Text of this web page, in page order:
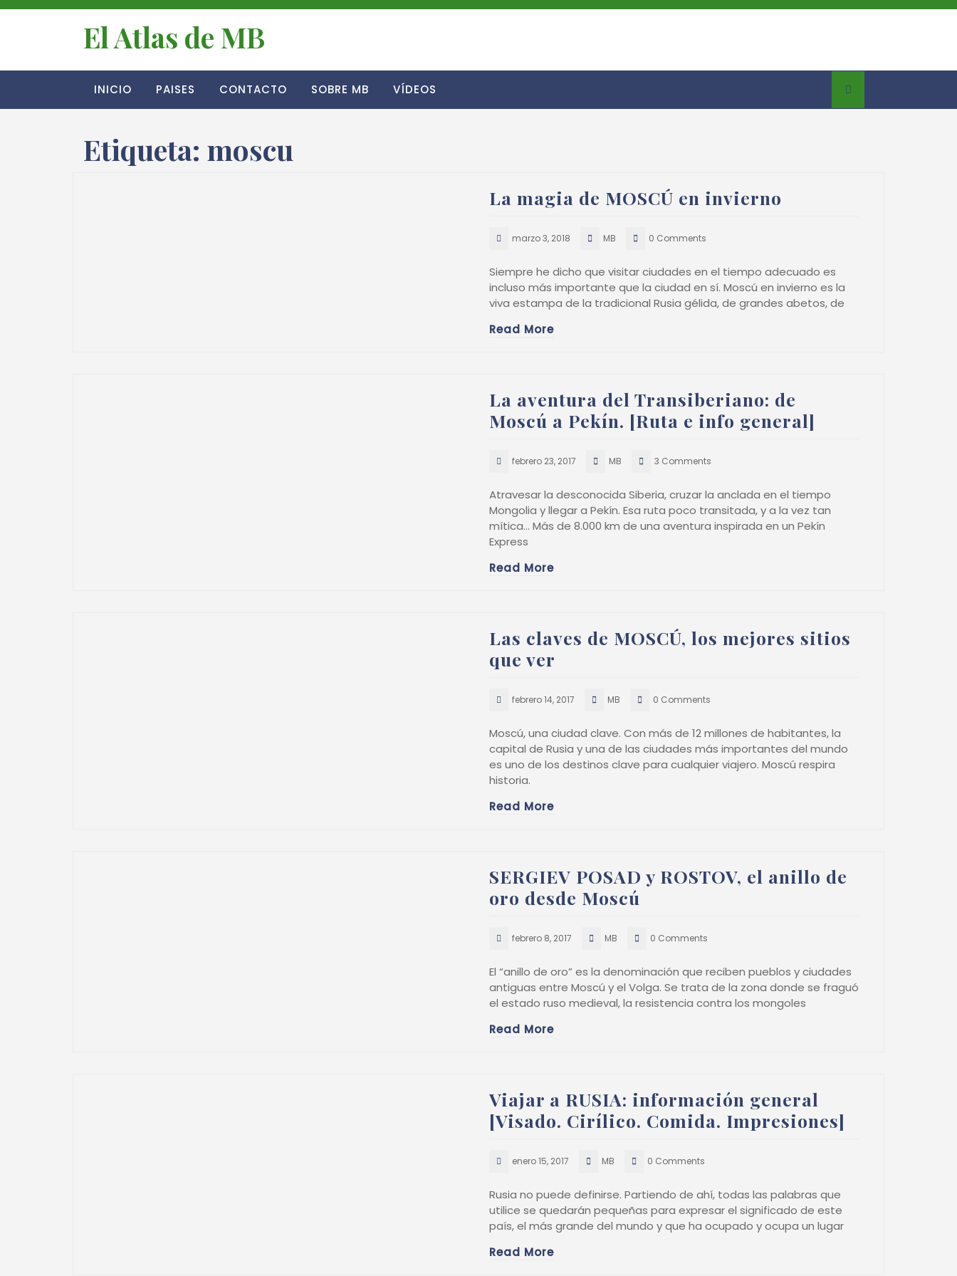
El Atlas de MB
INICIO PAISES CONTACTO SOBRE MB VÍDEOS
Etiqueta: moscu
La magia de MOSCÚ en invierno
marzo 3, 2018 MB 0 Comments
Siempre he dicho que visitar ciudades en el tiempo adecuado es
incluso más importante que la ciudad en sí. Moscú en invierno es la
viva estampa de la tradicional Rusia gélida, de grandes abetos, de
Read More
La aventura del Transiberiano: de
Moscú a Pekín. [Ruta e info general]
febrero 23, 2017 MB 3 Comments
Atravesar la desconocida Siberia, cruzar la anclada en el tiempo
Mongolia y llegar a Pekín. Esa ruta poco transitada, y a la vez tan
mítica… Más de 8.000 km de una aventura inspirada en un Pekín
Express
Read More
Las claves de MOSCÚ, los mejores sitios
que ver
febrero 14, 2017 MB 0 Comments
Moscú, una ciudad clave. Con más de 12 millones de habitantes, la
capital de Rusia y una de las ciudades más importantes del mundo
es uno de los destinos clave para cualquier viajero. Moscú respira
historia.
Read More
SERGIEV POSAD y ROSTOV, el anillo de
oro desde Moscú
febrero 8, 2017 MB 0 Comments
El “anillo de oro” es la denominación que reciben pueblos y ciudades
antiguas entre Moscú y el Volga. Se trata de la zona donde se fraguó
el estado ruso medieval, la resistencia contra los mongoles
Read More
Viajar a RUSIA: información general
[Visado. Cirílico. Comida. Impresiones]
enero 15, 2017 MB 0 Comments
Rusia no puede definirse. Partiendo de ahí, todas las palabras que
utilice se quedarán pequeñas para expresar el significado de este
país, el más grande del mundo y que ha ocupado y ocupa un lugar
Read More